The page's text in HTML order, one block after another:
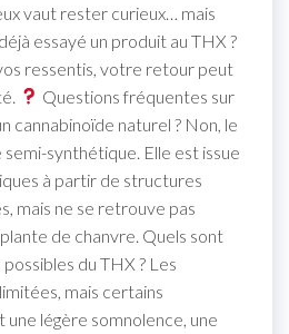
vaut rester curieux… mais
essayé un produit au THX ?
ressentis, votre retour peut
Questions fréquentes sur
cannabinoïde naturel ? Non, le
synthétique. Elle est issue
à partir de structures
mais ne se retrouve pas
de chanvre. Quels sont
du THX ? Les
mais certains
légère somnolence, une